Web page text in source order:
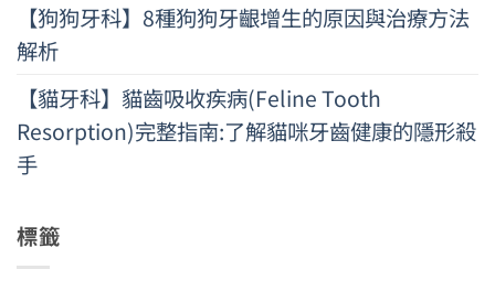
【狗狗牙科】8種狗狗牙齦增生的原因與治療方法
解析
【貓牙科】貓齒吸收疾病(Feline Tooth
Resorption)完整指南:了解貓咪牙齒健康的隱形殺
手
標籤